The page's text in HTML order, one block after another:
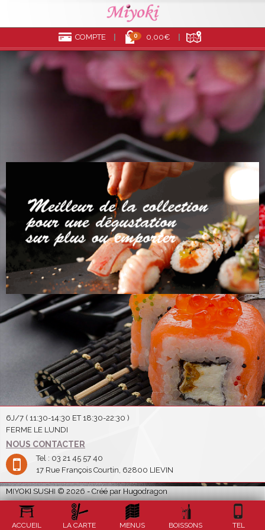
COMPTE 0 0,00€
6J/7 ( 11:30-14:30 ET 18:30-22:30 )
FERME LE LUNDI
NOUS CONTACTER
Tel : 03 21 45 57 40
17 Rue François Courtin, 62800 LIEVIN
MIYOKI SUSHI © 2026 - Créé par Hugodragon
ACCUEIL LA CARTE MENUS BOISSONS TEL